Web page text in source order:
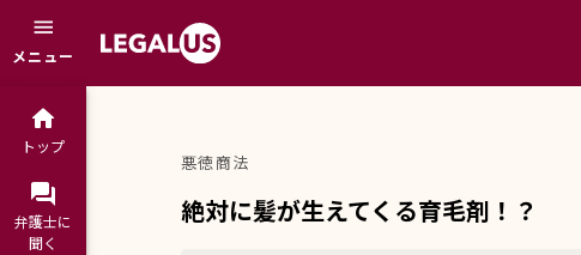
menu
メニュー
home
トップ
question_answer
弁護士に
聞く
悪徳商法
絶対に髪が生えてくる育毛剤！？